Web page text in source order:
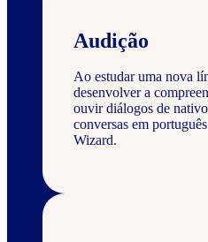
Audição
Ao estudar uma nova
desenvolver a
ouvir diálogos de
conversas em
Wizard.